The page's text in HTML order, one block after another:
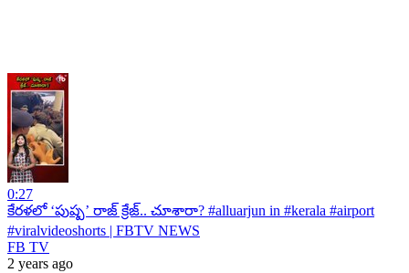
0:27
కేరళలో ‘పుష్ప’ రాజ్ క్రేజ్.. చూశారా? #alluarjun in #kerala #airport
#viralvideoshorts | FBTV NEWS
FB TV
2 years ago